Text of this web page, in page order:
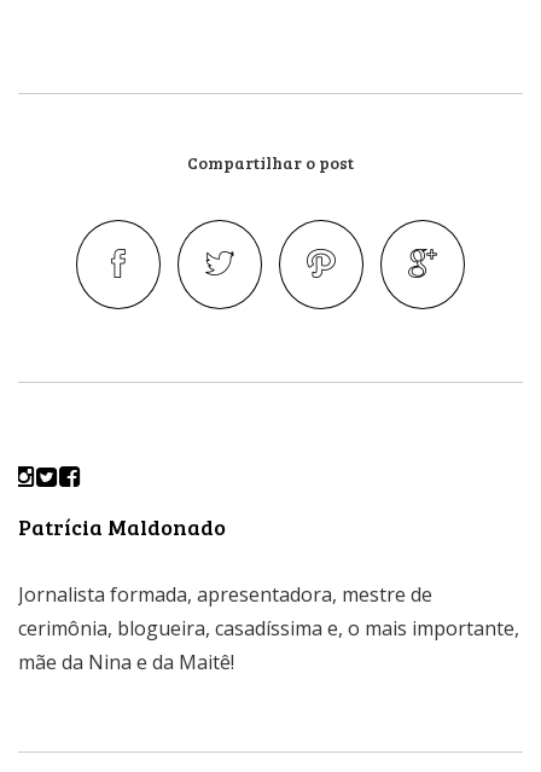
Compartilhar o post
Patrícia Maldonado
Jornalista formada, apresentadora, mestre de
cerimônia, blogueira, casadíssima e, o mais importante,
mãe da Nina e da Maitê!